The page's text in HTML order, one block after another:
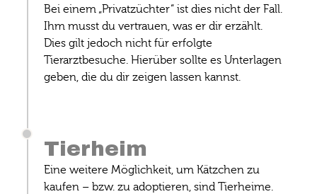
Bei einem „Privatzüchter“ ist dies nicht der Fall.
Ihm musst du vertrauen, was er dir erzählt.
Dies gilt jedoch nicht für erfolgte
Tierarztbesuche. Hierüber sollte es Unterlagen
geben, die du dir zeigen lassen kannst.
Tierheim
Eine weitere Möglichkeit, um Kätzchen zu
kaufen – bzw. zu adoptieren, sind Tierheime.